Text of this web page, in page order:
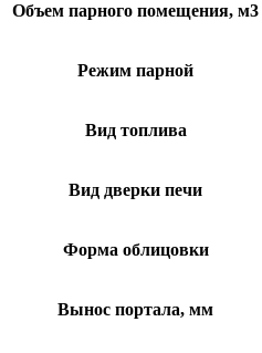
Объем парного помещения, м3
Режим парной
Вид топлива
Вид дверки печи
Форма облицовки
Вынос портала, мм